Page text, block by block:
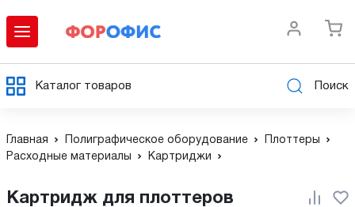
Каталог товаров Поиск
Главная Полиграфическое оборудование
Плоттеры
Расходные материалы
Картриджи
Картридж для плоттеров